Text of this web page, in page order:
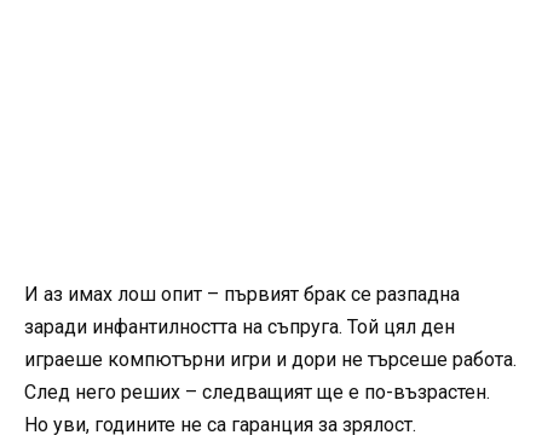
И аз имах лош опит – първият брак се разпадна
заради инфантилността на съпруга. Той цял ден
играеше компютърни игри и дори не търсеше работа.
След него реших – следващият ще е по-възрастен.
Но уви, годините не са гаранция за зрялост.